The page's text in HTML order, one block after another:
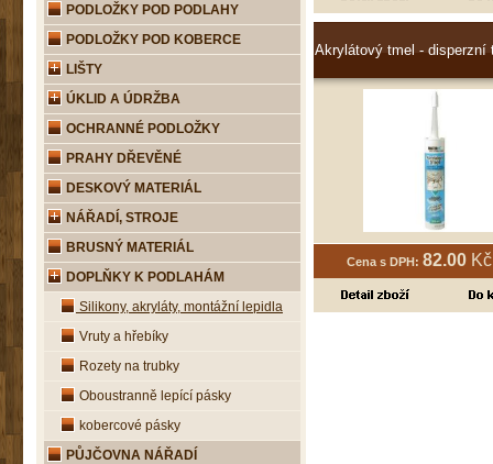
Akrylátový tmel - disperzní
Cena s DPH: 82.00
PODLOŽKY POD PODLAHY
PODLOŽKY POD KOBERCE
LIŠTY
ÚKLID A ÚDRŽBA
OCHRANNÉ PODLOŽKY
PRAHY DŘEVĚNÉ
DESKOVÝ MATERIÁL
NÁŘADÍ, STROJE
BRUSNÝ MATERIÁL
DOPLŇKY K PODLAHÁM
Silikony, akryláty, montážní lepidla
Vruty a hřebíky
Rozety na trubky
Oboustranně lepící pásky
kobercové pásky
PŮJČOVNA NÁŘADÍ